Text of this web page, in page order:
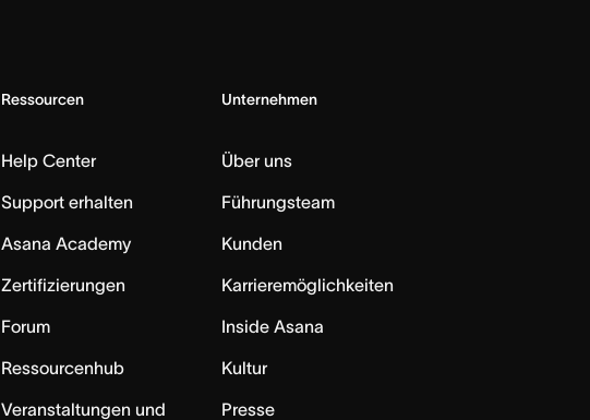
Ressourcen
Help Center
Support erhalten
Asana Academy
Zertifizierungen
Forum
Ressourcenhub
Veranstaltungen und
Unternehmen
Über uns
Führungsteam
Kunden
Karrieremöglichkeiten
Inside Asana
Kultur
Presse